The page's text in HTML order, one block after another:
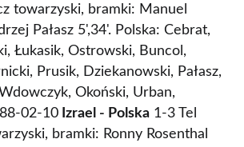
towarzyski, bramki: Manuel
Pałasz 5',34'. Polska: Cebrat,
Łukasik, Ostrowski, Buncol,
Prusik, Dziekanowski, Pałasz,
Okoński, Urban,
02-10 Izrael - Polska 1-3 Tel
bramki: Ronny Rosenthal